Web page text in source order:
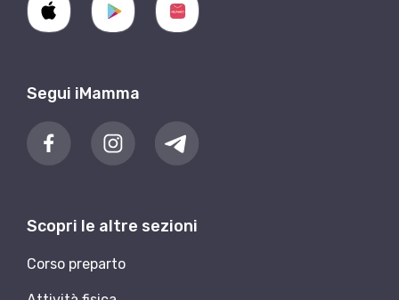
Segui iMamma
Scopri le altre sezioni
Corso preparto